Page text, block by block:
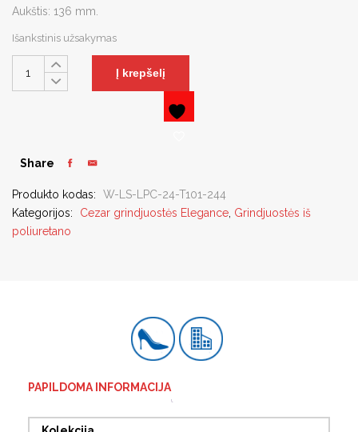
Aukštis: 136 mm.
Išankstinis užsakymas
Į krepšelį
Share
Produkto kodas:
W-LS-LPC-24-T101-244
Kategorijos:
Cezar grindjuostės Elegance Grindjuostės iš
poliuretano
PAPILDOMA INFORMACIJA